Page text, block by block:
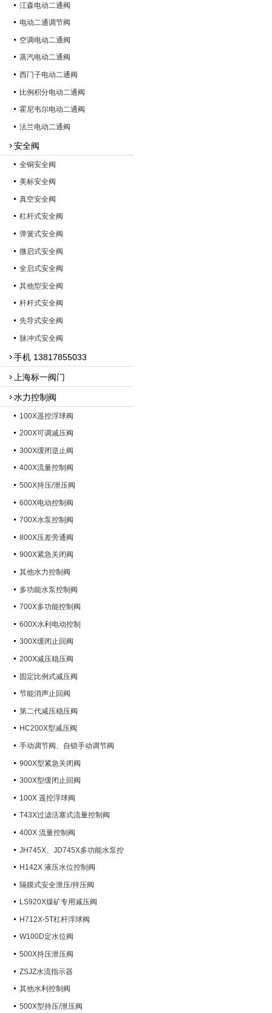
江森电动二通阀
电动二通调节阀
空调电动二通阀
蒸汽电动二通阀
西门子电动二通阀
比例积分电动二通阀
霍尼韦尔电动二通阀
法兰电动二通阀
安全阀
全铜安全阀
美标安全阀
真空安全阀
杠杆式安全阀
弹簧式安全阀
微启式安全阀
全启式安全阀
其他型安全阀
杆杆式安全阀
先导式安全阀
脉冲式安全阀
手机 13817855033
上海标一阀门
水力控制阀
100X遥控浮球阀
200X可调减压阀
300X缓闭逆止阀
400X流量控制阀
500X持压/泄压阀
600X电动控制阀
700X水泵控制阀
800X压差旁通阀
900X紧急关闭阀
其他水力控制阀
多功能水泵控制阀
700X多功能控制阀
600X水利电动控制
300X缓闭止回阀
200X减压稳压阀
固定比例式减压阀
节能消声止回阀
第二代减压稳压阀
HC200X型减压阀
手动调节阀、自锁手动调节阀
900X型紧急关闭阀
300X型缓闭止回阀
100X 遥控浮球阀
T43X过滤活塞式流量控制阀
400X 流量控制阀
JH745X、JD745X多功能水泵控
制阀H142X 液压水位控制阀
隔膜式安全泄压/持压阀
LS920X煤矿专用减压阀
H712X-5T杠杆浮球阀
W100D定水位阀
500X持压泄压阀
ZSJZ水流指示器
其他水利控制阀
500X型持压/泄压阀